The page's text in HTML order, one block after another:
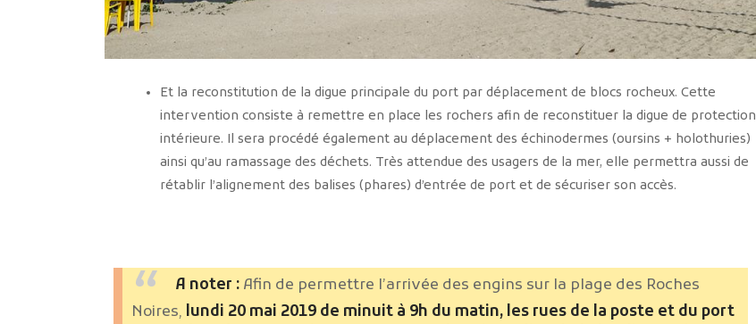
Et la reconstitution de la digue principale du port par déplacement de blocs rocheux. Cette
intervention consiste à remettre en place les rochers afin de reconstituer la digue de protection
intérieure. Il sera procédé également au déplacement des échinodermes (oursins + holothuries)
ainsi qu’au ramassage des déchets. Très attendue des usagers de la mer, elle permettra aussi de
rétablir l’alignement des balises (phares) d’entrée de port et de sécuriser son accès.
A noter : Afin de permettre l’arrivée des engins sur la plage des Roches
Noires, lundi 20 mai 2019 de minuit à 9h du matin, les rues de la poste et du port